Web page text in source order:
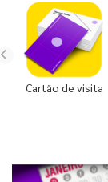
Cartão de visita